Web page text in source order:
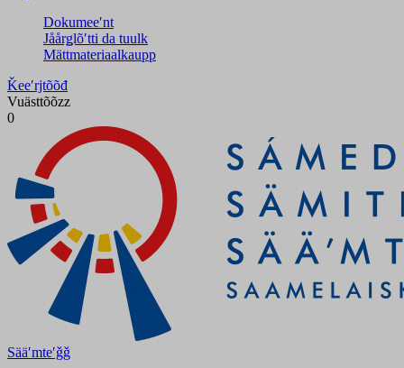
Dokumeeʹnt
Jåårǥlõʹtti da tuulk
Mättmateriaalkaupp
Ǩeeʹrjtõõđ
Vuästtõõzz
0
Sääʹmteʹǧǧ